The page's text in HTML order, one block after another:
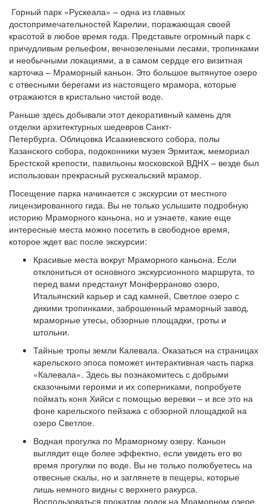
Горный парк «Рускеала» – одна из главных
достопримечательностей Карелии, поражающая своей
красотой в любое время года. Представьте огромный парк с
причудливым рельефом, вечнозелеными лесами, тропинками
и необычными локациями, а в самом сердце его визитная
карточка – Мраморный каньон. Это большое вытянутое озеро
с отвесными берегами из настоящего мрамора, которые
отражаются в кристально чистой воде.
Раньше здесь добывали этот декоративный камень для
отделки архитектурных шедевров Санкт-
Петербурга. Облицовка Исаакиевского собора, полы
Казанского собора, подоконники музея Эрмитаж, мемориал
Брестской крепости, павильоны московской ВДНХ – везде был
использован прекрасный рускеальский мрамор.
Посещение парка начинается с экскурсии от местного
лицензированного гида. Вы не только услышите подробную
историю Мраморного каньона, но и узнаете, какие еще
интересные места можно посетить в свободное время,
которое ждет вас после экскурсии:
Красивые места вокруг Мраморного каньона. Если
отклониться от основного экскурсионного маршрута, то
перед вами предстанут Монферраново озеро,
Итальянский карьер и сад камней, Светлое озеро с
дикими тропинками, заброшенный мраморный завод,
мраморные утесы, обзорные площадки, гроты и
штольни.
Тайные тропы земли Калевала. Оказаться на страницах
карельского эпоса поможет интерактивная часть парка
«Калевала». Здесь вы познакомитесь с добрыми
сказочными героями и их соперниками, попробуете
поймать коня Хийси с помощью веревки – и все это на
фоне карельского пейзажа с обзорной площадкой на
озеро Светлое.
Водная прогулка по Мраморному озеру. Каньон
выглядит еще более эффектно, если увидеть его во
время прогулки по воде. Вы не только полюбуетесь на
отвесные скалы, но и заглянете в пещеры, которые
лишь немного видны с верхнего ракурса.
Воспользоваться прокатом лодок на Мраморном озере